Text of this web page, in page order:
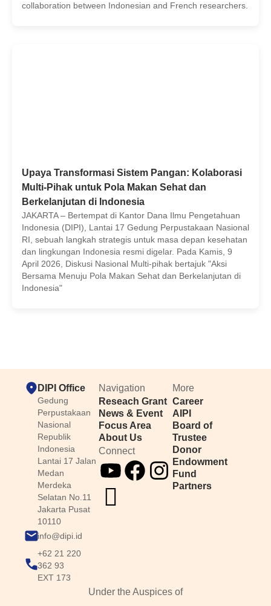
collaboration between Indonesian and French researchers.
Upaya Transformasi Sistem Pangan: Kolaborasi
Multi-Pihak untuk Pola Makan Sehat dan
Berkelanjutan di Indonesia
JAKARTA – Bertempat di Kantor Dana Ilmu Pengetahuan
Indonesia (DIPI), Lantai 17 Gedung Perpustakaan Nasional
RI, sebuah langkah strategis untuk masa depan kesehatan
dan lingkungan Indonesia resmi digelar. Pada Kamis, 9
April 2026, Diskusi Nasional Multi-pihak bertajuk "Aksi
Bersama Menuju Pola Makan Sehat dan Berkelanjutan di
Indonesia"
DIPI Office
Gedung
Perpustakaan
Nasional
Republik
Indonesia
Lantai 17 Jalan
Medan
Merdeka
Selatan No.11
Jakarta Pusat
10110
info@dipi.id
+62 21 220
362 93
EXT 173
Navigation
Reseach Grant
News & Event
Focus Area
About Us
Connect
More
Career
AIPI
Board of
Trustee
Donor
Endowment
Fund
Partners
Under the Auspices of